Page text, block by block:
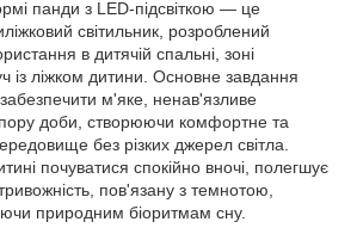
панди з LED-підсвіткою — це
світильник, розроблений
в дитячій спальні, зоні
із ліжком дитини. Основне завдання
м'яке, ненав'язливе
доби, створюючи комфортне та
без різких джерел світла.
почуватися спокійно вночі, полегшує
пов'язану з темнотою,
природним біоритмам сну.